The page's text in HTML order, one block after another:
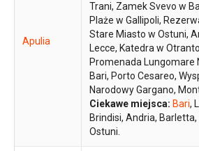
Apulia
Trani, Zamek Svevo w
Plaże w Gallipoli,
Stare Miasto w Ostuni,
Lecce, Katedra w
Promenada Lungomare
Bari, Porto Cesareo,
Narodowy Gargano,
Ciekawe miejsca: Bari,
Brindisi, Andria,
Ostuni.